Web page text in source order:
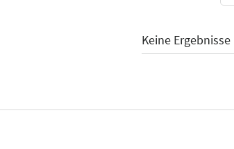
Keine Ergebnisse